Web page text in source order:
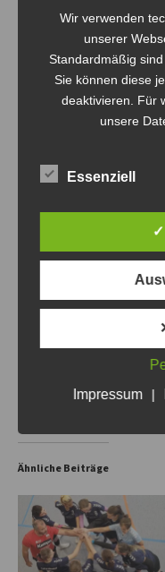
THIS POST HAS
Ähnliche Beiträge
Wir verwenden
unserer
Standardmäßig
Sie können diese
deaktivieren. Für
unsere
Essenziell
Impressum
|